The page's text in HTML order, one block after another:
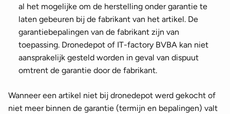
al het mogelijke om de herstelling onder garantie te
laten gebeuren bij de fabrikant van het artikel. De
garantiebepalingen van de fabrikant zijn van
toepassing. Dronedepot of IT-factory BVBA kan niet
aansprakelijk gesteld worden in geval van dispuut
omtrent de garantie door de fabrikant.
Wanneer een artikel niet bij dronedepot werd gekocht of
niet meer binnen de garantie (termijn en bepalingen) valt